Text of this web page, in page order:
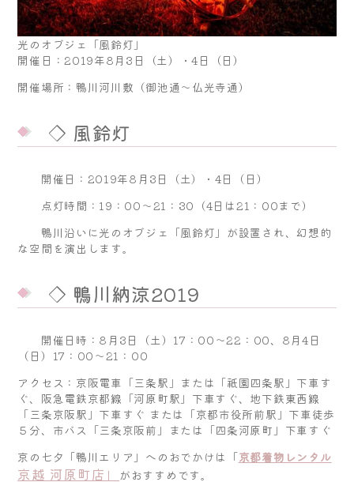
光のオブジェ「風鈴灯」
開催日：2019年8月3日（土）・4日（日）
開催場所：鴨川河川敷（御池通～仏光寺通）
◇ 風鈴灯
開催日：2019年8月3日（土）・4日（日）
点灯時間：19：00～21：30（4日は21：00まで）
鴨川沿いに光のオブジェ「風鈴灯」が設置され、幻想的
な空間を演出します。
◇ 鴨川納涼2019
開催日時：8月3日（土）17：00～22：00、8月4日
（日）17：00～21：00
アクセス：京阪電車「三条駅」または「祇園四条駅」下車す
ぐ、阪急電鉄京都線「河原町駅」下車すぐ、地下鉄東西線
「三条京阪駅」下車すぐ または「京都市役所前駅」下車徒歩
５分、市バス「三条京阪前」または「四条河原町」下車すぐ
京の七夕「鴨川エリア」へのおでかけは「京都着物レンタル
京越 河原町店」
がおすすめです。